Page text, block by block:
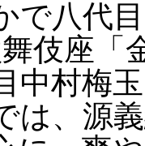
で八代
伎座「
中村梅
は、源